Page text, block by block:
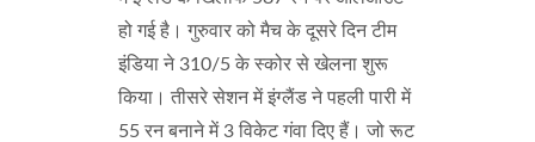
हो गई है। गुरुवार को मैच के दूसरे दिन टीम
इंडिया ने 310/5 के स्कोर से खेलना शुरू
किया। तीसरे सेशन में इंग्लैंड ने पहली पारी में
55 रन बनाने में 3 विकेट गंवा दिए हैं। जो रूट